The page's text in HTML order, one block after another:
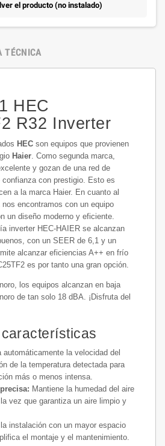
el producto (no instalado)
TÉCNICA
HEC
R32 Inverter
HEC son equipos que provienen
Haier. Como segunda marca,
y gozan de una red de
con prestigio. Esto es
a la marca Haier. En cuanto al
nos encontramos con un equipo
un diseño moderno y eficiente.
inverter HEC-HAIER se alcanzan
con un SEER de 6,1 y un
alcanzar eficiencias A++ en frío
es por tanto una gran opción.
los equipos alcanzan en baja
de tan solo 18 dBA. ¡Disfruta del
automáticamente la velocidad del
de la temperatura detectada para
más o menos intensa.
Mantiene la humedad del aire
vez que garantiza un aire limpio y
instalación con un mayor espacio
el montaje y el mantenimiento.